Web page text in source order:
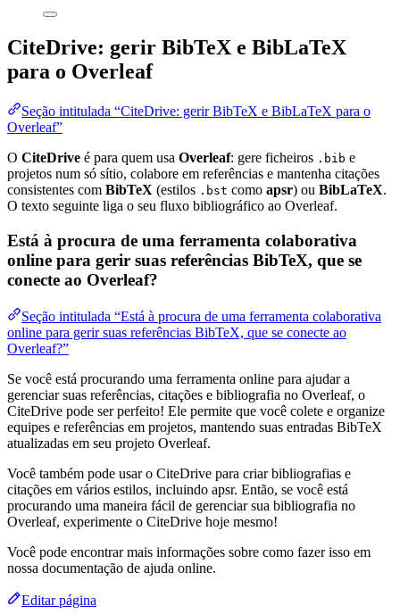
CiteDrive: gerir BibTeX e BibLaTeX
para o Overleaf
Seção intitulada “CiteDrive: gerir BibTeX e BibLaTeX para o
Overleaf”
O CiteDrive é para quem usa Overleaf: gere ficheiros .bib e
projetos num só sítio, colabore em referências e mantenha citações
consistentes com BibTeX (estilos .bst como apsr) ou BibLaTeX.
O texto seguinte liga o seu fluxo bibliográfico ao Overleaf.
Está à procura de uma ferramenta colaborativa
online para gerir suas referências BibTeX, que se
conecte ao Overleaf?
Seção intitulada “Está à procura de uma ferramenta colaborativa
online para gerir suas referências BibTeX, que se conecte ao
Overleaf?”
Se você está procurando uma ferramenta online para ajudar a
gerenciar suas referências, citações e bibliografia no Overleaf, o
CiteDrive pode ser perfeito! Ele permite que você colete e organize
equipes e referências em projetos, mantendo suas entradas BibTeX
atualizadas em seu projeto Overleaf.
Você também pode usar o CiteDrive para criar bibliografias e
citações em vários estilos, incluindo apsr. Então, se você está
procurando uma maneira fácil de gerenciar sua bibliografia no
Overleaf, experimente o CiteDrive hoje mesmo!
Você pode encontrar mais informações sobre como fazer isso em
nossa documentação de ajuda online.
Editar página